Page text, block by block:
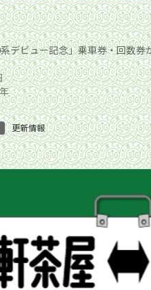
デビュー記念」乗車券・回数券
更新情報